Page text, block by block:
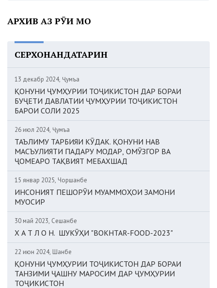
АРХИВ АЗ РӮИ МОҲ
СЕРХОНАНДАТАРИН
13 декабр 2024, Ҷумъа
ҚОНУНИ ҶУМҲУРИИ ТОҶИКИСТОН ДАР БОРАИ
БУҶЕТИ ДАВЛАТИИ ҶУМҲУРИИ ТОҶИКИСТОН
БАРОИ СОЛИ 2025
26 июл 2024, Ҷумъа
ТАЪЛИМУ ТАРБИЯИ КӮДАК. ҚОНУНИ НАВ
МАСЪУЛИЯТИ ПАДАРУ МОДАР, ОМӮЗГОР ВА
ҶОМЕАРО ТАҚВИЯТ МЕБАХШАД
15 январ 2025, Чоршанбе
ИНСОНИЯТ ПЕШОРӮИ МУАММОҲОИ ЗАМОНИ
МУОСИР
30 май 2023, Сешанбе
Х А Т Л О Н. ШУКӮҲИ "BOKHTAR-FOOD-2023"
22 июн 2024, Шанбе
ҚОНУНИ ҶУМҲУРИИ ТОҶИКИСТОН ДАР БОРАИ
ТАНЗИМИ ҶАШНУ МАРОСИМ ДАР ҶУМҲУРИИ
ТОҶИКИСТОН